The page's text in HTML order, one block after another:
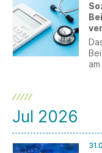
Jul 2026